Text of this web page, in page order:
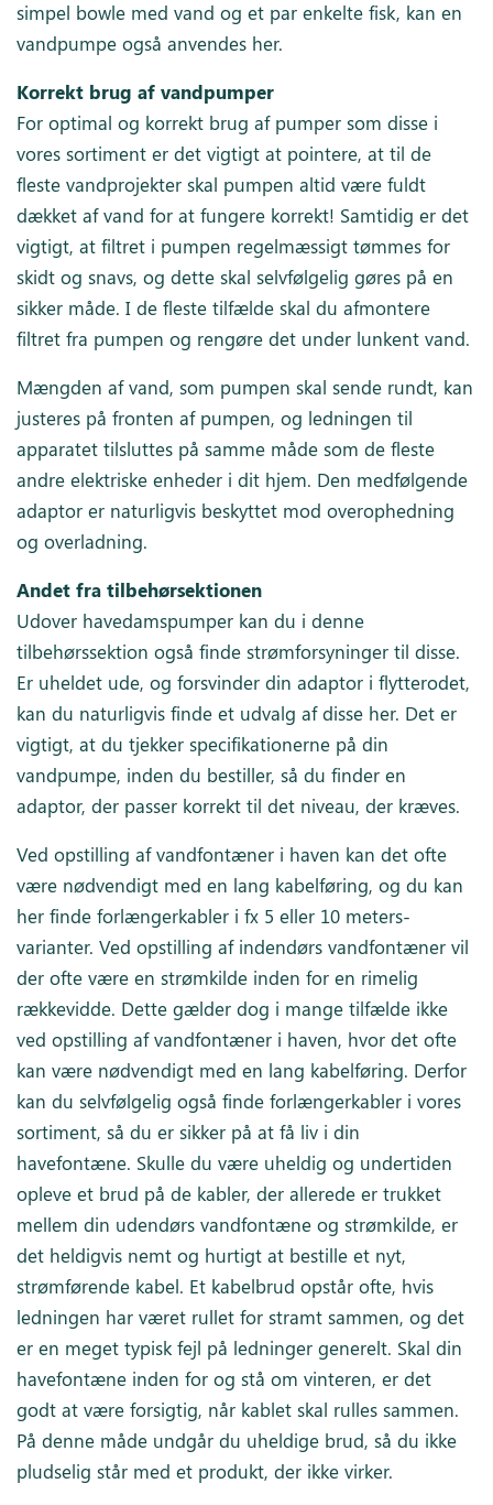
simpel bowle med vand og et par enkelte fisk, kan en
vandpumpe også anvendes her.
Korrekt brug af vandpumper
For optimal og korrekt brug af pumper som disse i
vores sortiment er det vigtigt at pointere, at til de
fleste vandprojekter skal pumpen altid være fuldt
dækket af vand for at fungere korrekt! Samtidig er det
vigtigt, at filtret i pumpen regelmæssigt tømmes for
skidt og snavs, og dette skal selvfølgelig gøres på en
sikker måde. I de fleste tilfælde skal du afmontere
filtret fra pumpen og rengøre det under lunkent vand.
Mængden af vand, som pumpen skal sende rundt, kan
justeres på fronten af pumpen, og ledningen til
apparatet tilsluttes på samme måde som de fleste
andre elektriske enheder i dit hjem. Den medfølgende
adaptor er naturligvis beskyttet mod overophedning
og overladning.
Andet fra tilbehørsektionen
Udover havedamspumper kan du i denne
tilbehørssektion også finde strømforsyninger til disse.
Er uheldet ude, og forsvinder din adaptor i flytterodet,
kan du naturligvis finde et udvalg af disse her. Det er
vigtigt, at du tjekker specifikationerne på din
vandpumpe, inden du bestiller, så du finder en
adaptor, der passer korrekt til det niveau, der kræves.
Ved opstilling af vandfontæner i haven kan det ofte
være nødvendigt med en lang kabelføring, og du kan
her finde forlængerkabler i fx 5 eller 10 meters-
varianter. Ved opstilling af indendørs vandfontæner vil
der ofte være en strømkilde inden for en rimelig
rækkevidde. Dette gælder dog i mange tilfælde ikke
ved opstilling af vandfontæner i haven, hvor det ofte
kan være nødvendigt med en lang kabelføring. Derfor
kan du selvfølgelig også finde forlængerkabler i vores
sortiment, så du er sikker på at få liv i din
havefontæne. Skulle du være uheldig og undertiden
opleve et brud på de kabler, der allerede er trukket
mellem din udendørs vandfontæne og strømkilde, er
det heldigvis nemt og hurtigt at bestille et nyt,
strømførende kabel. Et kabelbrud opstår ofte, hvis
ledningen har været rullet for stramt sammen, og det
er en meget typisk fejl på ledninger generelt. Skal din
havefontæne inden for og stå om vinteren, er det
godt at være forsigtig, når kablet skal rulles sammen.
På denne måde undgår du uheldige brud, så du ikke
pludselig står med et produkt, der ikke virker.